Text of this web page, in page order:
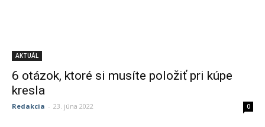
AKTUÁL
6 otázok, ktoré si musíte položiť pri kúpe
kresla
Redakcia - 23. júna 2022 0